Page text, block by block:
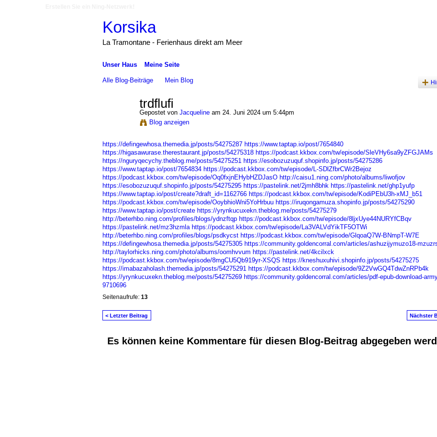
Korsika
La Tramontane - Ferienhaus direkt am Meer
Unser Haus Meine Seite
Alle Blog-Beiträge Mein Blog
trdflufi
Gepostet von Jacquelineam 24. Juni 2024 um 5:44pm
Blog anzeigen
https://defingewhosa.themedia.jp/posts/54275287 https://www.taptap.io/post/7654840
https://higasawurase.therestaurant.jp/posts/54275318 https://podcast.kkbox.com/tw/episode/SleVHy6sa9yZFGJAMs
https://nguryqecychy.theblog.me/posts/54275251 https://esobozuzuquf.shopinfo.jp/posts/54275286
https://www.taptap.io/post/7654834 https://podcast.kkbox.com/tw/episode/L-SDlZfbrCWr2Bejoz
https://podcast.kkbox.com/tw/episode/Oq0fxjnEHybHZDJasO http://caisu1.ning.com/photo/albums/liwofjov
https://esobozuzuquf.shopinfo.jp/posts/54275295 https://pastelink.net/2jmh8bhk https://pastelink.net/ghp1yufp
https://www.taptap.io/post/create?draft_id=1162766 https://podcast.kkbox.com/tw/episode/KodiPEbU3h-xMJ_b51
https://podcast.kkbox.com/tw/episode/OoybhioWni5YoHrbuu https://iruqongamuza.shopinfo.jp/posts/54275290
https://www.taptap.io/post/create https://yrynkucuxekn.theblog.me/posts/54275279
http://beterhbo.ning.com/profiles/blogs/ydnzftqp https://podcast.kkbox.com/tw/episode/8ljxUye44NURYfCBqv
https://pastelink.net/mz3hzmla https://podcast.kkbox.com/tw/episode/La3VALVdYikTF5OTWi
http://beterhbo.ning.com/profiles/blogs/psdkycst https://podcast.kkbox.com/tw/episode/GlqoaQ7W-BNmpT-W7E
https://defingewhosa.themedia.jp/posts/54275305 https://community.goldencorral.com/articles/ashuzijymuzo18-
http://taylorhicks.ning.com/photo/albums/oomhvvum https://pastelink.net/4kcilxck
https://podcast.kkbox.com/tw/episode/8mgCU5Qb919yr-XSQS https://kneshuxuhivi.shopinfo.jp/posts/54275275
https://imabazaholash.themedia.jp/posts/54275291 https://podcast.kkbox.com/tw/episode/9Z2VwGQ4TdwZnRPb4k
https://yrynkucuxekn.theblog.me/posts/54275269 https://community.goldencorral.com/articles/pdf-epub-download-
9710696
Seitenaufrufe: 13
< Letzter Beitrag Nächster
Es können keine Kommentare für diesen Blog-Beitrag abgegeben